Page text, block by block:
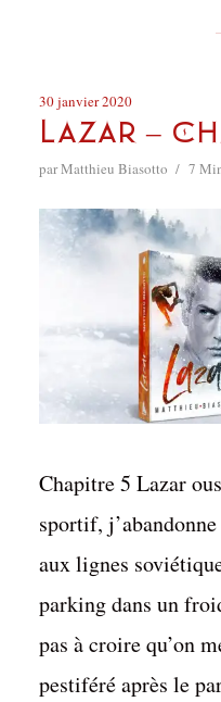
30 janvier 2020
Lazar –
parMatthieu Biasotto 7
Chapitre 5 Lazar
sportif,
aux lignes
parking dans un
pas à croire qu’on
pestiféré après le